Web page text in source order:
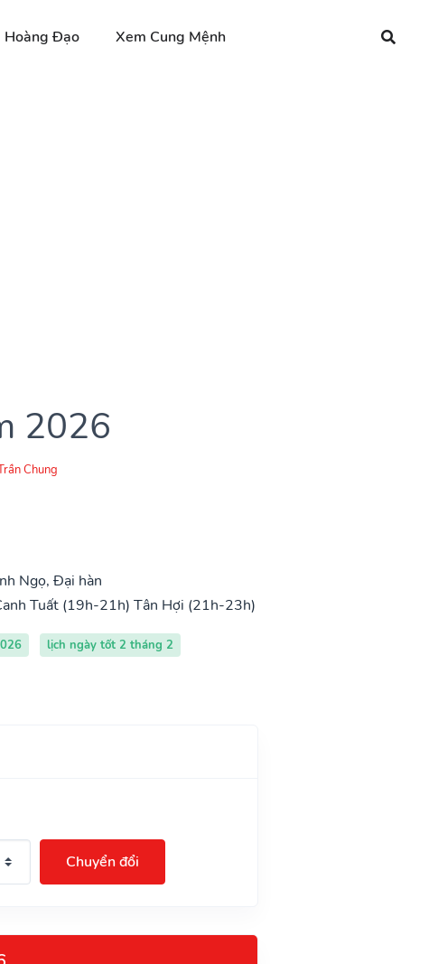
Hoàng Đạo Xem Cung Mệnh
2026
Chung
Ngọ, Đại hàn
Tuất (19h-21h) Tân Hợi (21h-23h)
lịch ngày tốt 2 tháng 2
Chuyển đổi